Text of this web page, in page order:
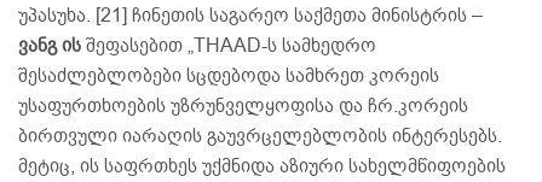
უპასუხა. [21] ჩინეთის საგარეო საქმეთა მინისტრის –
ვანგ ისშეფასებით „THAAD-ს სამხედრო
შესაძლებლობები სცდებოდა სამხრეთ კორეის
უსაფურთხოების უზრუნველყოფისა და ჩრ.კორეის
ბირთვული იარაღის გაუვრცელებლობის ინტერესებს.
მეტიც, ის საფრთხეს უქმნიდა აზიური სახელმწიფოების